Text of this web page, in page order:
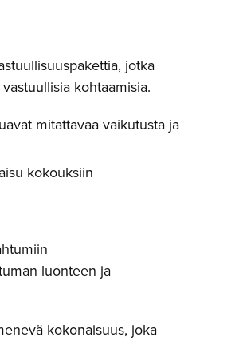
jotka
kohtaamisia.
mitattavaa vaikutusta ja
kokouksiin
luonteen ja
kokonaisuus, joka